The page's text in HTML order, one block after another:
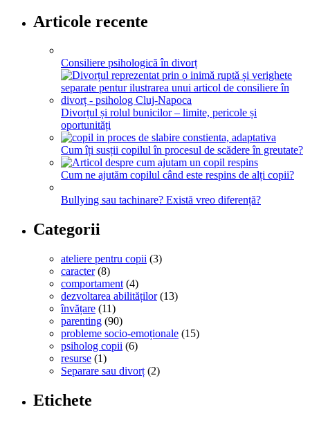
Articole recente
Consiliere psihologică în divorț
Divorțul și rolul bunicilor – limite, pericole și
oportunități
Cum îți susții copilul în procesul de scădere în greutate?
Cum ne ajutăm copilul când este respins de alți copii?
Bullying sau tachinare? Există vreo diferență?
Categorii
ateliere pentru copii (3)
caracter(8)
comportament (4)
dezvoltarea abilităților(13)
învățare (11)
parenting (90)
probleme socio-emoționale (15)
psiholog copii (6)
resurse (1)
Separare sau divorț (2)
Etichete